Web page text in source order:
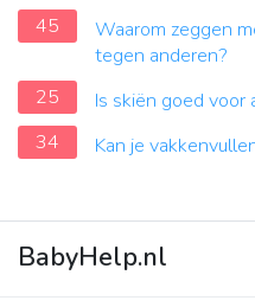
45
Waarom zeggen
tegen anderen?
25
Is skiën goed voor
34
Kan je
BabyHelp.nl